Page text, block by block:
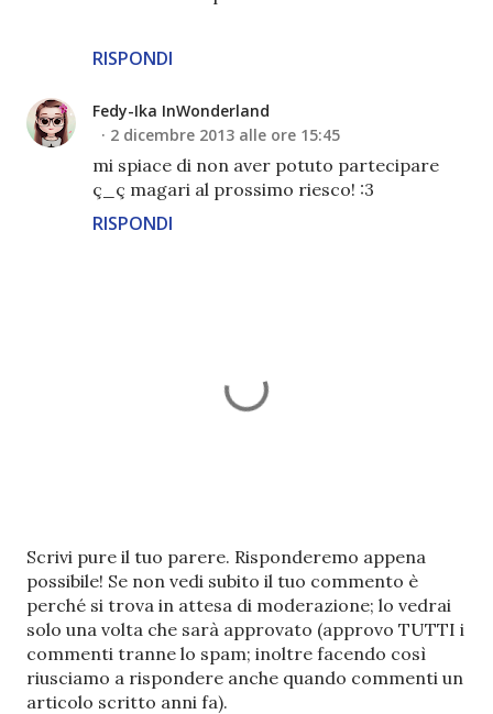
RISPONDI
Fedy-Ika InWonderland
2 dicembre 2013 alle ore 15:45
mi spiace di non aver potuto partecipare
ç_ç magari al prossimo riesco! :3
RISPONDI
P
o
s
t
a
u
n
Scrivi pure il tuo parere. Risponderemo appena
possibile! Se non vedi subito il tuo commento è
perché si trova in attesa di moderazione; lo vedrai
solo una volta che sarà approvato (approvo TUTTI i
commenti tranne lo spam; inoltre facendo così
riusciamo a rispondere anche quando commenti un
articolo scritto anni fa).